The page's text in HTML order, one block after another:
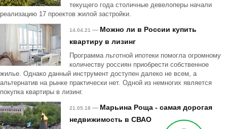
текущего года столичные девелоперы начали
реализацию 17 проектов жилой застройки.
14.04.21 — Можно ли в России купить
квартиру в лизинг
Программа льготной ипотеки помогла огромному
количеству россиян приобрести собственное
жилье. Однако данный инструмент доступен далеко не всем, а
альтернатив на рынке практически нет. Одной из немногих является
покупка квартиры в лизинг.
21.05.18 — Марьина Роща - самая дорогая
недвижимость в СВАО